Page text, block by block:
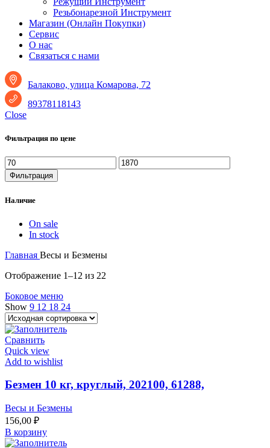
Резьбонарезной Инструмент
Магазин (Онлайн Покупки)
Сервис
О нас
Связаться с нами
Балаково, улица Комарова, 72
89378118143
Close
Фильтрация по цене
Минимальная
цена
Максимальная
цена
Фильтрация
Наличие
On sale
In stock
Главная Весы и Безмены
Отображение 1–12 из 22
Боковое меню
Show 9 12 18 24
Сравнить
Quick view
Add to wishlist
Безмен 10 кг, круглый, 202100, 61288,
Весы и Безмены
156,00 ₽
В корзину